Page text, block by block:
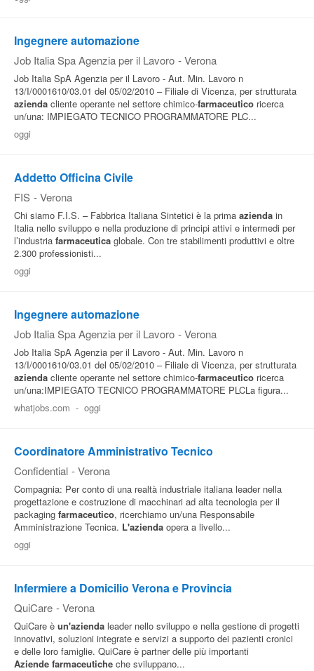
Ingegnere automazione
Job Italia Spa Agenzia per il Lavoro - Verona
Job Italia SpA Agenzia per il Lavoro - Aut. Min. Lavoro n
13/I/0001610/03.01 del 05/02/2010 – Filiale di Vicenza, per strutturata
azienda cliente operante nel settore chimico-farmaceutico ricerca
un/una: IMPIEGATO TECNICO PROGRAMMATORE PLC...
oggi
Addetto Officina Civile
FIS - Verona
Chi siamo F.I.S. – Fabbrica Italiana Sintetici è la prima azienda in
Italia nello sviluppo e nella produzione di principi attivi e intermedi per
l’industria farmaceutica globale. Con tre stabilimenti produttivi e oltre
2.300 professionisti...
oggi
Ingegnere automazione
Job Italia Spa Agenzia per il Lavoro - Verona
Job Italia SpA Agenzia per il Lavoro - Aut. Min. Lavoro n
13/I/0001610/03.01 del 05/02/2010 – Filiale di Vicenza, per strutturata
azienda cliente operante nel settore chimico-farmaceutico ricerca
un/una:IMPIEGATO TECNICO PROGRAMMATORE PLCLa figura...
whatjobs.com - oggi
Coordinatore Amministrativo Tecnico
Confidential - Verona
Compagnia: Per conto di una realtà industriale italiana leader nella
progettazione e costruzione di macchinari ad alta tecnologia per il
packaging farmaceutico, ricerchiamo un/una Responsabile
Amministrazione Tecnica. L'azienda opera a livello...
oggi
Infermiere a Domicilio Verona e Provincia
QuiCare - Verona
QuiCare è un'azienda leader nello sviluppo e nella gestione di progetti
innovativi, soluzioni integrate e servizi a supporto dei pazienti cronici
e delle loro famiglie. QuiCare è partner delle più importanti
Aziende farmaceutiche che sviluppano...